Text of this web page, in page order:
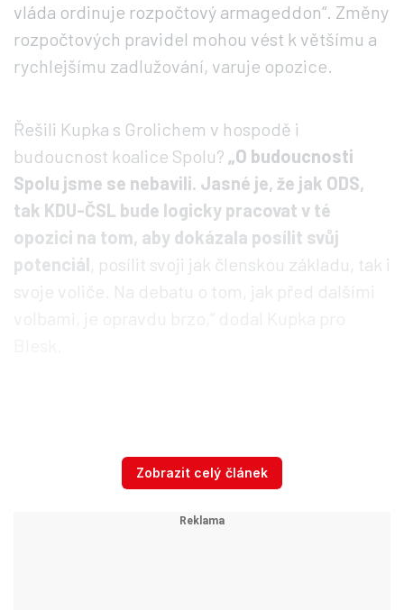
vláda ordinuje rozpočtový armageddon“. Změny
rozpočtových pravidel mohou vést k většímu a
rychlejšímu zadlužování, varuje opozice.
Řešili Kupka s Grolichem v hospodě i
budoucnost koalice Spolu? „O budoucnosti
Spolu jsme se nebavili. Jasné je, že jak ODS,
tak KDU-ČSL bude logicky pracovat v té
opozici na tom, aby dokázala posílit svůj
potenciál, posílit svoji jak členskou základu, tak i
svoje voliče. Na debatu o tom, jak před dalšími
Autor: Facebook - M. Kupka
Zobrazit celý článek